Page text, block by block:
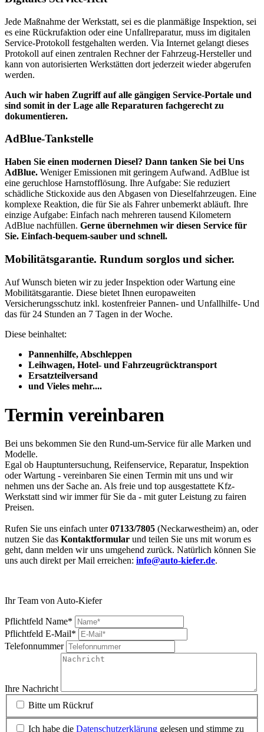
Jede Maßnahme der Werkstatt, sei es die planmäßige Inspektion, sei
es eine Rückrufaktion oder eine Unfallreparatur, muss im digitalen
Service-Protokoll festgehalten werden. Via Internet gelangt dieses
Protokoll auf einen zentralen Rechner der Fahrzeug-Hersteller und
kann von autorisierten Werkstätten dort jederzeit wieder abgerufen
werden.
Auch wir haben Zugriff auf alle gängigen Service-Portale und
sind somit in der Lage alle Reparaturen fachgerecht zu
dokumentieren.
AdBlue-Tankstelle
Haben Sie einen modernen Diesel? Dann tanken Sie bei Uns
AdBlue. Weniger Emissionen mit geringem Aufwand. AdBlue ist
eine geruchlose Harnstofflösung. Ihre Aufgabe: Sie reduziert
schädliche Stickoxide aus den Abgasen von Dieselfahrzeugen. Eine
komplexe Reaktion, die für Sie als Fahrer unbemerkt abläuft. Ihre
einzige Aufgabe: Einfach nach mehreren tausend Kilometern
AdBlue nachfüllen. Gerne übernehmen wir diesen Service für
Sie. Einfach-bequem-sauber und schnell.
Mobilitätsgarantie. Rundum sorglos und sicher.
Auf Wunsch bieten wir zu jeder Inspektion oder Wartung eine
Mobilitätsgarantie. Diese bietet Ihnen europaweiten
Versicherungsschutz inkl. kostenfreier Pannen- und Unfallhilfe- Und
das für 24 Stunden an 7 Tagen in der Woche.
Diese beinhaltet:
Pannenhilfe, Abschleppen
Leihwagen, Hotel- und Fahrzeugrücktransport
Ersatzteilversand
und Vieles mehr....
Termin vereinbaren
Bei uns bekommen Sie den Rund-um-Service für alle Marken und
Modelle.
Egal ob Hauptuntersuchung, Reifenservice, Reparatur, Inspektion
oder Wartung - vereinbaren Sie einen Termin mit uns und wir
nehmen uns der Sache an. Als freie und top ausgestattete Kfz-
Werkstatt sind wir immer für Sie da - mit guter Leistung zu fairen
Preisen.
Rufen Sie uns einfach unter07133/7805 (Neckarwestheim) an, oder
nutzen Sie das Kontaktformular und teilen Sie uns mit worum es
geht, dann melden wir uns umgehend zurück. Natürlich können Sie
uns auch direkt per Mail erreichen: info@auto-kiefer.de.
Ihr Team von Auto-Kiefer
Pflichtfeld Name*
Pflichtfeld E-Mail*
Telefonnummer
Ihre Nachricht
Bitte um Rückruf
Ich habe die Datenschutzerklärung gelesen und stimme zu